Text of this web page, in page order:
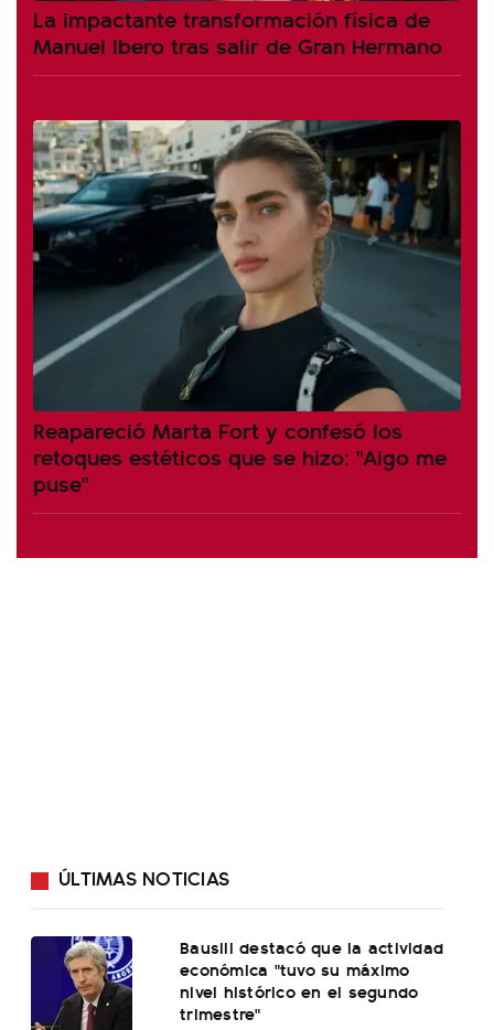
La impactante transformación física de
Manuel Ibero tras salir de Gran Hermano
Reapareció Marta Fort y confesó los
retoques estéticos que se hizo: "Algo me
puse"
ÚLTIMAS NOTICIAS
Bausili destacó que la actividad
económica "tuvo su máximo
nivel histórico en el segundo
trimestre"